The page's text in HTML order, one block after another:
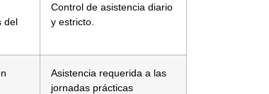
del
Control de asistencia diario
y estricto.
Asistencia requerida a las
jornadas prácticas